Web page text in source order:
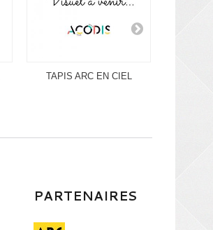
TAPIS ARC EN CIEL
PARTENAIRES